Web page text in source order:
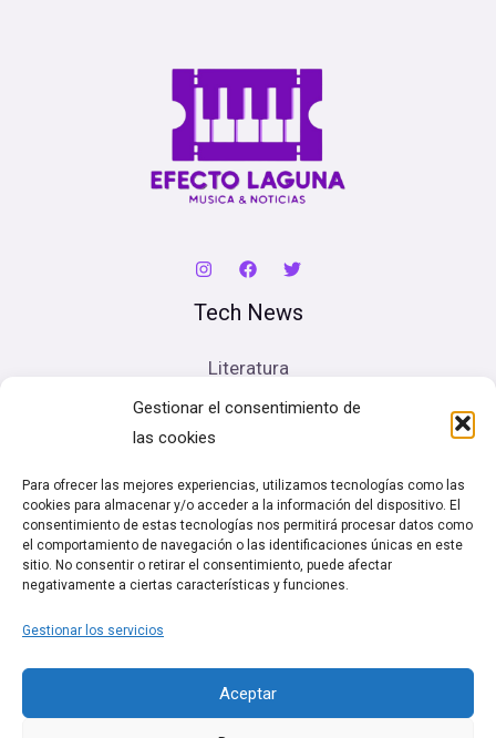
Gestionar el consentimiento de
las cookies
Para ofrecer las mejores experiencias, utilizamos tecnologías como las
cookies para almacenar y/o acceder a la información del dispositivo. El
consentimiento de estas tecnologías nos permitirá procesar datos como
el comportamiento de navegación o las identificaciones únicas en este
sitio. No consentir o retirar el consentimiento, puede afectar
negativamente a ciertas características y funciones.
Gestionar los servicios
Aceptar
Tech News
Literatura
Cine
Legal
Política de cookies (UE)
Política de Privacidad